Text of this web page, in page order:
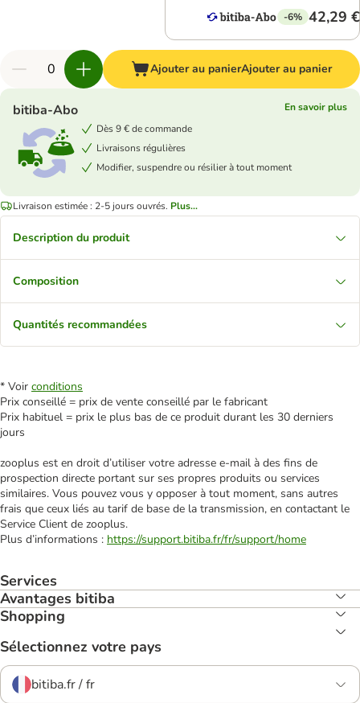
-6% 42,29 €
Ajouter au panierAjouter au panier
bitiba-Abo
En savoir plus
Dès 9 € de commande
Livraisons régulières
Modifier, suspendre ou résilier à tout moment
Livraison estimée : 2-5 jours ouvrés. Plus...
Description du produit
Composition
Quantités recommandées
* Voir conditions
Prix conseillé = prix de vente conseillé par le fabricant
Prix habituel = prix le plus bas de ce produit durant les 30 derniers
jours
zooplus est en droit d’utiliser votre adresse e‑mail à des fins de
prospection directe portant sur ses propres produits ou services
similaires. Vous pouvez vous y opposer à tout moment, sans autres
frais que ceux liés au tarif de base de la transmission, en contactant le
Service Client de zooplus.
Plus d’informations : https://support.bitiba.fr/fr/support/home
Services
Avantages bitiba
Shopping
Sélectionnez votre pays
bitiba.fr / fr